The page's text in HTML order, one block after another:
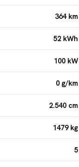
364 km
52 kWh
100 kW
0 g/km
2.540 cm
1479 kg
5